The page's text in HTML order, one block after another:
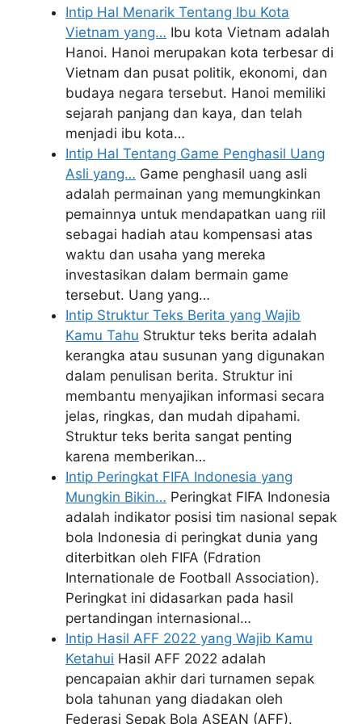
Intip Hal Menarik Tentang Ibu Kota
Vietnam yang… Ibu kota Vietnam adalah
Hanoi. Hanoi merupakan kota terbesar di
Vietnam dan pusat politik, ekonomi, dan
budaya negara tersebut. Hanoi memiliki
sejarah panjang dan kaya, dan telah
menjadi ibu kota…
Intip Hal Tentang Game Penghasil Uang
Asli yang… Game penghasil uang asli
adalah permainan yang memungkinkan
pemainnya untuk mendapatkan uang riil
sebagai hadiah atau kompensasi atas
waktu dan usaha yang mereka
investasikan dalam bermain game
tersebut. Uang yang…
Intip Struktur Teks Berita yang Wajib
Kamu Tahu Struktur teks berita adalah
kerangka atau susunan yang digunakan
dalam penulisan berita. Struktur ini
membantu menyajikan informasi secara
jelas, ringkas, dan mudah dipahami.
Struktur teks berita sangat penting
karena memberikan…
Intip Peringkat FIFA Indonesia yang
Mungkin Bikin… Peringkat FIFA Indonesia
adalah indikator posisi tim nasional sepak
bola Indonesia di peringkat dunia yang
diterbitkan oleh FIFA (Fdration
Internationale de Football Association).
Peringkat ini didasarkan pada hasil
pertandingan internasional…
Intip Hasil AFF 2022 yang Wajib Kamu
Ketahui Hasil AFF 2022 adalah
pencapaian akhir dari turnamen sepak
bola tahunan yang diadakan oleh
Federasi Sepak Bola ASEAN (AFF).